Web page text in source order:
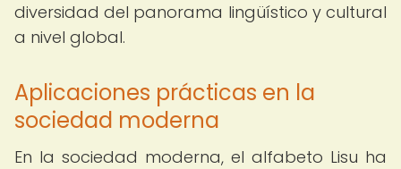
diversidad del panorama lingüístico y cultural
a nivel global.
Aplicaciones prácticas en la
sociedad moderna
En la sociedad moderna, el alfabeto Lisu ha